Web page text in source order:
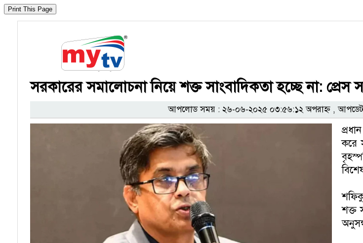
সরকারের সমালোচনা নিয়ে শক্ত সাংবাদিকতা হচ্ছে না: প্রেস
আপলোড সময় : ২৬-০৬-২০২৫ ০৩:৫৬:১২ অপরাহ্ন ,
করে
শক্ত